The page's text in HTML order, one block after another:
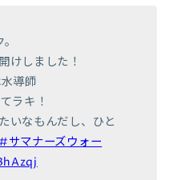
けしました！
導師
ラキ！
いなもんだし、ひと
サマナーズウォー